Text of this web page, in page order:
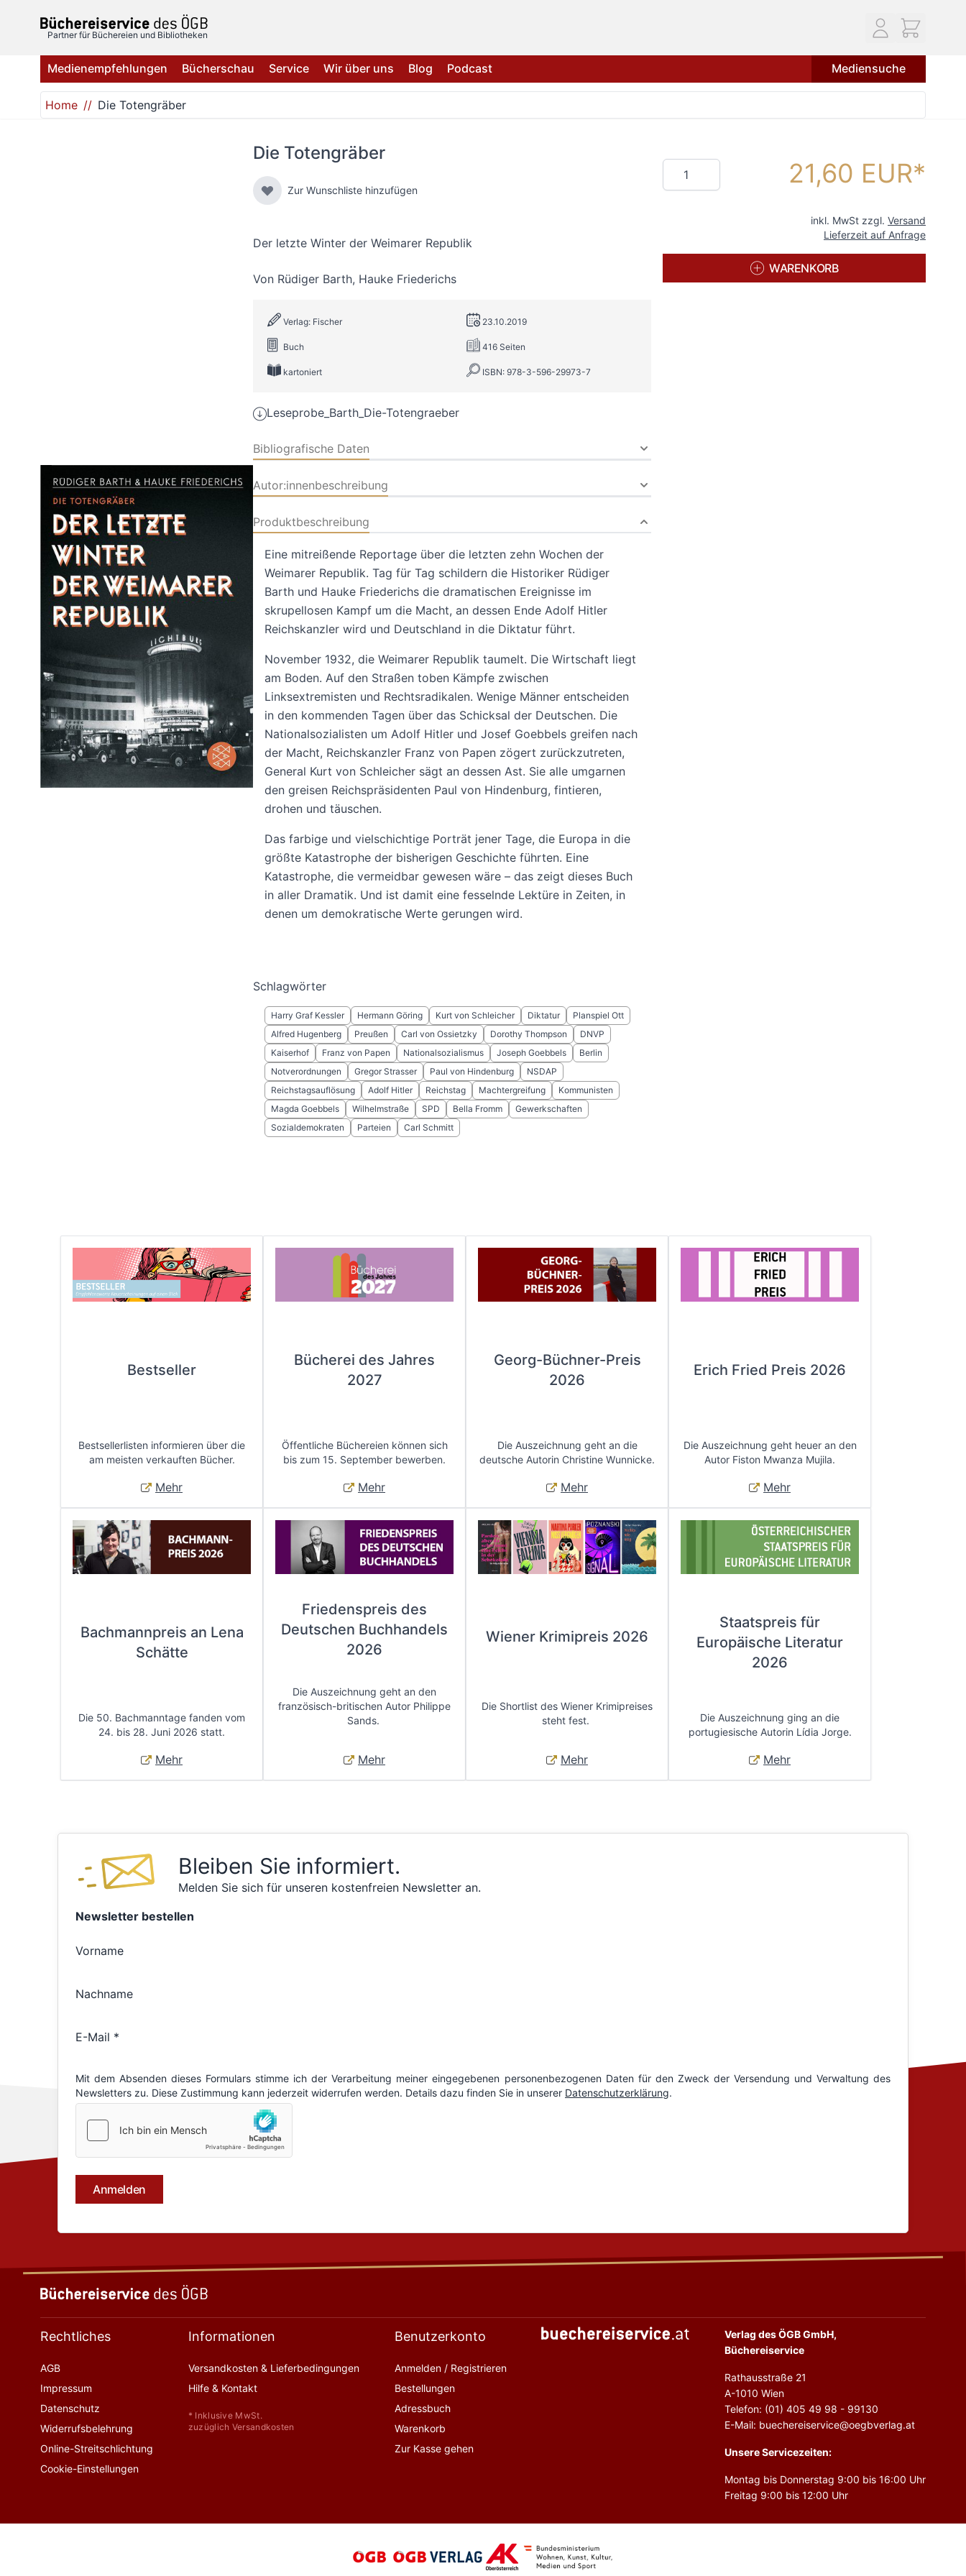
Partner für Büchereien und Bibliotheken
Medienempfehlungen Bücherschau Service Wir über uns Blog Podcast Mediensuche
Home Die Totengräber
Die Totengräber
Zur Wunschliste hinzufügen
Der letzte Winter der Weimarer Republik
Von Rüdiger Barth, Hauke Friederichs
Verlag: Fischer 23.10.2019
Buch 416 Seiten
kartoniert ISBN: 978-3-596-29973-7
Leseprobe_Barth_Die-Totengraeber
Bibliografische Daten
Autor:innenbeschreibung
Produktbeschreibung
Eine mitreißende Reportage über die letzten zehn Wochen der
Weimarer Republik. Tag für Tag schildern die Historiker Rüdiger
Barth und Hauke Friederichs die dramatischen Ereignisse im
skrupellosen Kampf um die Macht, an dessen Ende Adolf Hitler
Reichskanzler wird und Deutschland in die Diktatur führt.
November 1932, die Weimarer Republik taumelt. Die Wirtschaft liegt
am Boden. Auf den Straßen toben Kämpfe zwischen
Linksextremisten und Rechtsradikalen. Wenige Männer entscheiden
in den kommenden Tagen über das Schicksal der Deutschen. Die
Nationalsozialisten um Adolf Hitler und Josef Goebbels greifen nach
der Macht, Reichskanzler Franz von Papen zögert zurückzutreten,
General Kurt von Schleicher sägt an dessen Ast. Sie alle umgarnen
den greisen Reichspräsidenten Paul von Hindenburg, fintieren,
drohen und täuschen.
Das farbige und vielschichtige Porträt jener Tage, die Europa in die
größte Katastrophe der bisherigen Geschichte führten. Eine
Katastrophe, die vermeidbar gewesen wäre – das zeigt dieses Buch
in aller Dramatik. Und ist damit eine fesselnde Lektüre in Zeiten, in
denen um demokratische Werte gerungen wird.
Schlagwörter
Harry Graf Kessler Hermann Göring Kurt von Schleicher Diktatur
Planspiel Ott
Alfred Hugenberg
Preußen Carl von Ossietzky Dorothy Thompson
DNVP
Kaiserhof
Franz von Papen Nationalsozialismus Joseph Goebbels
Berlin
Notverordnungen
Gregor Strasser Paul von Hindenburg
NSDAP
Reichstagsauflösung
Adolf Hitler Reichstag Machtergreifung
Kommunisten
Magda Goebbels
Wilhelmstraße SPD Bella Fromm
Gewerkschaften
Sozialdemokraten
Parteien Carl Schmitt
Menge 21,60 EUR
inkl. MwSt zzgl. Versand
Lieferzeit auf Anfrage
WARENKORB
Bestseller
Bestsellerlisten informieren über die
am meisten verkauften Bücher.
Mehr
Bücherei des Jahres
2027
Öffentliche Büchereien können sich
bis zum 15. September bewerben.
Mehr
Georg-Büchner-Preis
2026
Die Auszeichnung geht an die
deutsche Autorin Christine Wunnicke.
Mehr
Erich Fried Preis 2026
Die Auszeichnung geht heuer an den
Autor Fiston Mwanza Mujila.
Mehr
Bachmannpreis an Lena
Schätte
Die 50. Bachmanntage fanden vom
24. bis 28. Juni 2026 statt.
Mehr
Friedenspreis des
Deutschen Buchhandels
2026
Die Auszeichnung geht an den
französisch-britischen Autor Philippe
Sands.
Mehr
Wiener Krimipreis 2026
Die Shortlist des Wiener Krimipreises
steht fest.
Mehr
Staatspreis für
Europäische Literatur
2026
Die Auszeichnung ging an die
portugiesische Autorin Lídia Jorge.
Mehr
Bleiben Sie informiert.
Melden Sie sich für unseren kostenfreien Newsletter an.
Rechtliches
AGB
Impressum
Datenschutz
Widerrufsbelehrung
Online-Streitschlichtung
Cookie-Einstellungen
Informationen
Versandkosten & Lieferbedingungen
Hilfe & Kontakt
* Inklusive MwSt.
zuzüglich Versandkosten
Benutzerkonto
Anmelden / Registrieren
Bestellungen
Adressbuch
Warenkorb
Zur Kasse gehen
Verlag des ÖGB GmbH,
Büchereiservice
Rathausstraße 21
A-1010 Wien
Telefon: (01) 405 49 98 - 99130
E-Mail: buechereiservice@oegbverlag.at
Unsere Servicezeiten:
Montag bis Donnerstag 9:00 bis 16:00 Uhr
Freitag 9:00 bis 12:00 Uhr